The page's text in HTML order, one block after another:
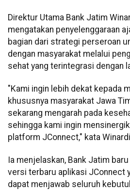
Direktur Utama Bank Jatim
mengatakan penyelenggaraan
bagian dari strategi perseroan
dengan masyarakat melalui
sehat yang terintegrasi dengan
"Kami ingin lebih dekat kepada
khususnya masyarakat Jawa
sekarang mengarah pada
sehingga kami ingin
platform JConnect," kata
Ia menjelaskan, Bank Jatim
versi terbaru aplikasi JConnect
dapat menjawab seluruh